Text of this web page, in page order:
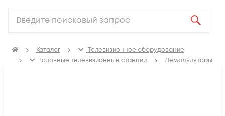
Каталог
Телевизионное оборудование
Головные телевизионные станции
Демодуляторы